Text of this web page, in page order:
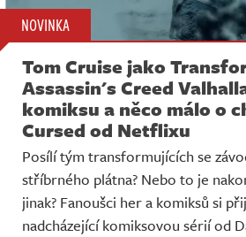
NOVINKA
Tom Cruise jako
Assassin's Creed
komiksu a něco málo o
Cursed od Netflixu
Posílí tým transformujících se
stříbrného plátna? Nebo to je
jinak? Fanoušci her a komiksů si
nadcházející komiksovou sérií od